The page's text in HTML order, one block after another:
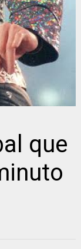
que